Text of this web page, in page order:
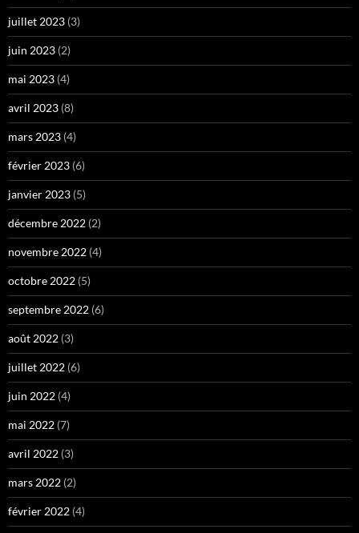
juillet 2023 (3)
juin 2023 (2)
mai 2023 (4)
avril 2023 (8)
mars 2023 (4)
février 2023 (6)
janvier 2023 (5)
décembre 2022 (2)
novembre 2022 (4)
octobre 2022 (5)
septembre 2022 (6)
août 2022 (3)
juillet 2022 (6)
juin 2022 (4)
mai 2022 (7)
avril 2022 (3)
mars 2022 (2)
février 2022 (4)